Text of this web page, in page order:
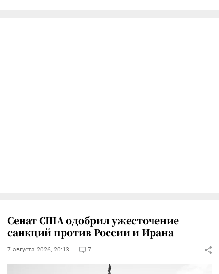
Сенат США одобрил ужесточение
санкций против России и Ирана
7 августа 2026, 20:13 7